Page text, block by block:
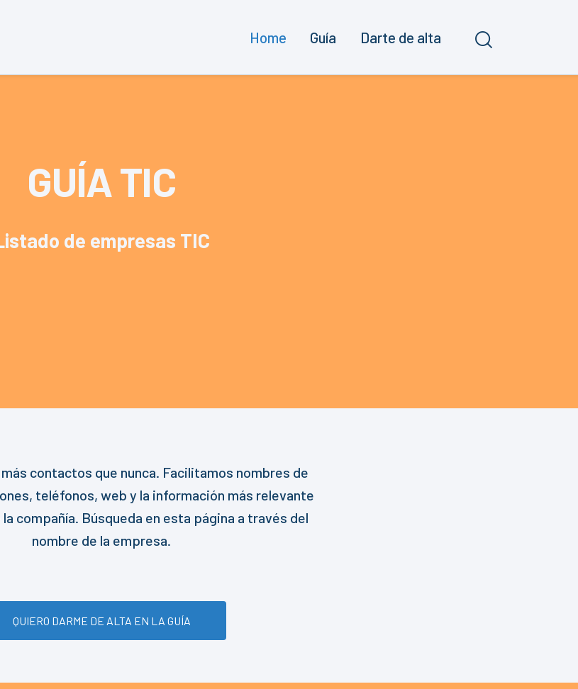
Home Guía Darte de alta
GUÍA TIC
de empresas TIC
contactos que nunca. Facilitamos nombres de
teléfonos, web y la información más relevante
compañía. Búsqueda en esta página a través del
nombre de la empresa.
QUIERO DARME DE ALTA EN LA GUÍA